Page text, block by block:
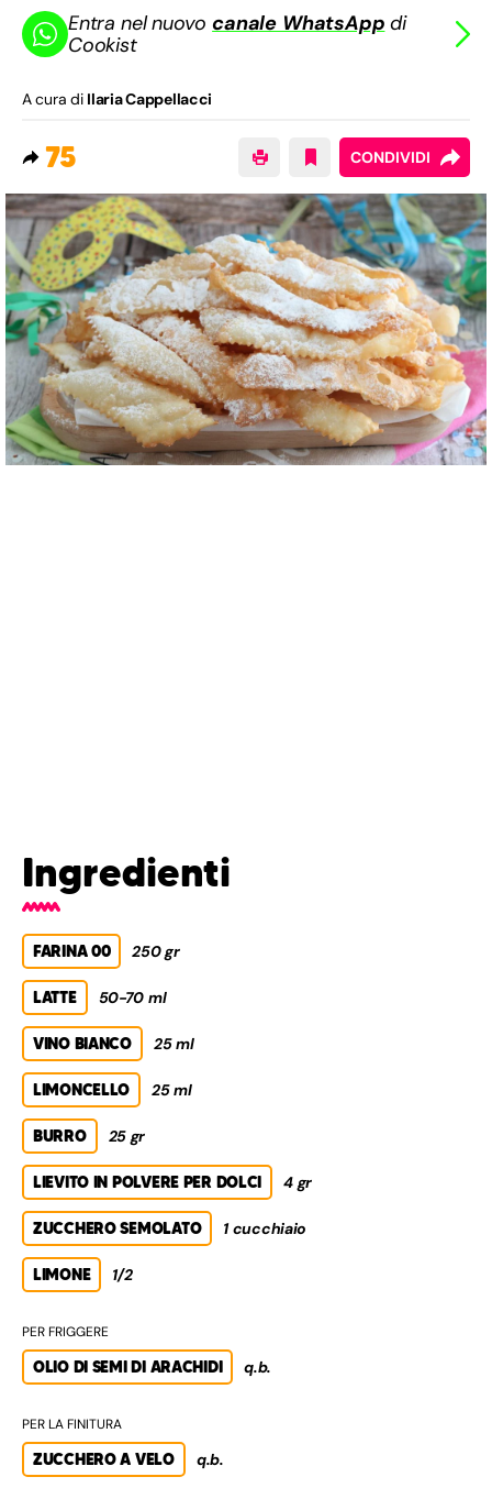
Entra nel nuovocanale WhatsApp di
Cookist
A cura di Ilaria Cappellacci
75 CONDIVIDI
Ingredienti
FARINA 00 250 gr
LATTE 50-70 ml
VINO BIANCO 25 ml
LIMONCELLO 25 ml
BURRO 25 gr
LIEVITO IN POLVERE PER DOLCI 4 gr
ZUCCHERO SEMOLATO 1 cucchiaio
LIMONE 1/2
PER FRIGGERE
OLIO DI SEMI DI ARACHIDI q.b.
PER LA FINITURA
ZUCCHERO A VELO q.b.